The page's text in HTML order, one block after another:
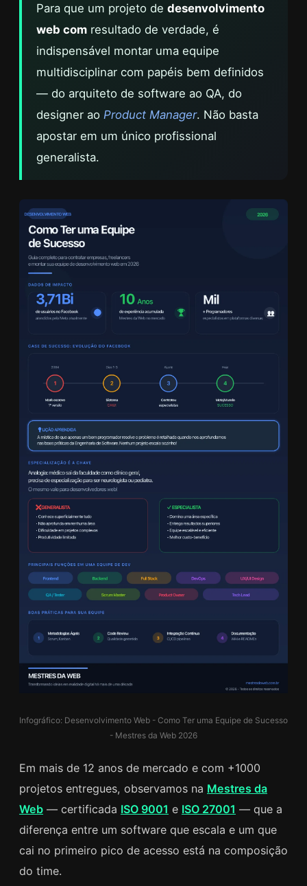
Para que um projeto de desenvolvimento
web com resultado de verdade, é
indispensável montar uma equipe
multidisciplinar com papéis bem definidos
— do arquiteto de software ao QA, do
designer ao Product Manager. Não basta
apostar em um único profissional
generalista.
Infográfico: Desenvolvimento Web - Como Ter uma Equipe de Sucesso
- Mestres da Web 2026
Em mais de 12 anos de mercado e com +1000
projetos entregues, observamos na Mestres da
Web — certificada ISO 9001 e ISO 27001 — que a
diferença entre um software que escala e um que
cai no primeiro pico de acesso está na composição
do time.